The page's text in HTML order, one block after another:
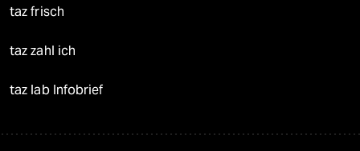
taz frisch
taz zahl ich
taz lab Infobrief